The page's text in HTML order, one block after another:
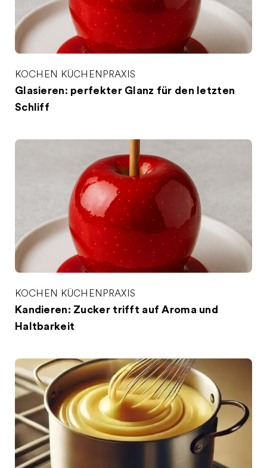
KOCHEN KÜCHENPRAXIS
Glasieren: perfekter Glanz für den letzten
Schliff
KOCHEN KÜCHENPRAXIS
Kandieren: Zucker trifft auf Aroma und
Haltbarkeit